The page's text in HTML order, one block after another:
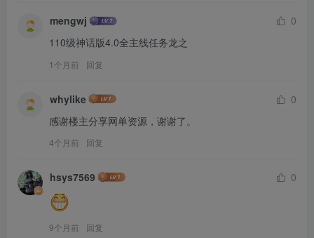
mengwj
0
110级神话版4.0全主线任务龙之
1个月前 回复
whylike
0
感谢楼主分享网单资源，谢谢了。
4个月前 回复
hsys7569 0
9个月前 回复